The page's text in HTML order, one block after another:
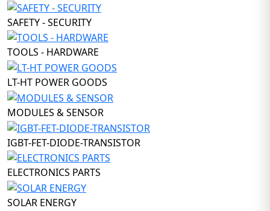
SAFETY - SECURITY
TOOLS - HARDWARE
LT-HT POWER GOODS
MODULES & SENSOR
IGBT-FET-DIODE-TRANSISTOR
ELECTRONICS PARTS
SOLAR ENERGY